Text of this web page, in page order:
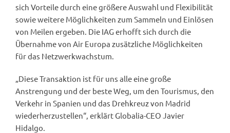
sich Vorteile durch eine größere Auswahl und Flexibilität
sowie weitere Möglichkeiten zum Sammeln und Einlösen
von Meilen ergeben. Die IAG erhofft sich durch die
Übernahme von Air Europa zusätzliche Möglichkeiten
für das Netzwerkwachstum.
„Diese Transaktion ist für uns alle eine große
Anstrengung und der beste Weg, um den Tourismus, den
Verkehr in Spanien und das Drehkreuz von Madrid
wiederherzustellen“, erklärt Globalia-CEO Javier
Hidalgo.